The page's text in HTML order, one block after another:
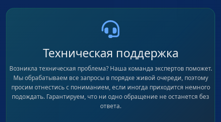
Техническая поддержка
Возникла техническая проблема? Наша команда экспертов поможет.
Мы обрабатываем все запросы в порядке живой очереди, поэтому
просим отнестись с пониманием, если иногда приходится немного
подождать. Гарантируем, что ни одно обращение не останется без
ответа.